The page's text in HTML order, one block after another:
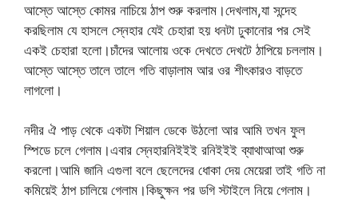
আস্তে আস্তে কোমর নাচিয়ে ঠাপ শুরু করলাম।দেখলাম,যা সন্দেহ
করছিলাম যে হাসলে স্নেহার যেই চেহারা হয় ধনটা ঢুকানোর পর সেই
একই চেহারা হলো।চাঁদের আলোয় ওকে দেখতে দেখটে ঠাপিয়ে চললাম।
আস্তে আস্তে তালে তালে গতি বাড়ালাম আর ওর শীৎকারও বাড়তে
লাগলো।
নদীর ঐ পাড় থেকে একটা শিয়াল ডেকে উঠলো আর আমি তখন ফুল
স্পিডে চলে গেলাম।এবার স্নেহারনিইইই রনিইইই ব্যাথাআআ শুরু
করলো।আমি জানি এগুলা বলে ছেলেদের ধোকা দেয় মেয়েরা তাই গতি না
কমিয়েই ঠাপ চালিয়ে গেলাম।কিছুক্ষন পর ডগি স্টাইলে নিয়ে গেলাম।